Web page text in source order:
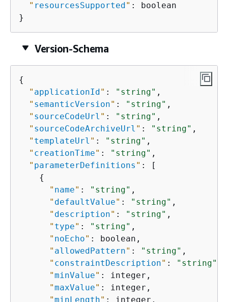
" resourcesSupported" : boolean
}
Version-Schema
{
" applicationId" : "string" ,
" semanticVersion" : "string" ,
" sourceCodeUrl " : "string" ,
" sourceCodeArchiveUrl " : "string" ,
" templateUrl " : "string" ,
" creationTime" : "string" ,
" parameterDefinitions " : [
{
" name" : "string" ,
" defaultValue" : "string" ,
" description" : "string" ,
" type" : "string" ,
" noEcho" : boolean,
" allowedPattern" : "string" ,
" constraintDescription" : "string"
"minValue" : integer,
"maxValue" : integer,
"minLength" : integer,